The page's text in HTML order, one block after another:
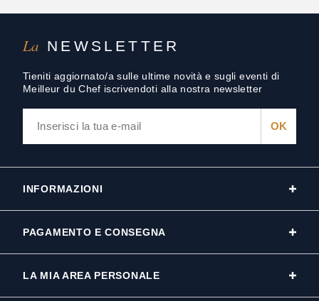
La NEWSLETTER
Tieniti aggiornato/a sulle ultime novità e sugli eventi di
Meilleur du Chef iscrivendoti alla nostra newsletter
INFORMAZIONI
PAGAMENTO E CONSEGNA
LA MIA AREA PERSONALE